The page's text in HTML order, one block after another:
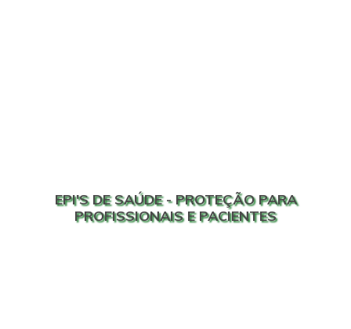
EPI'S DE SAÚDE - PROTEÇÃO PARA
PROFISSIONAIS E PACIENTES